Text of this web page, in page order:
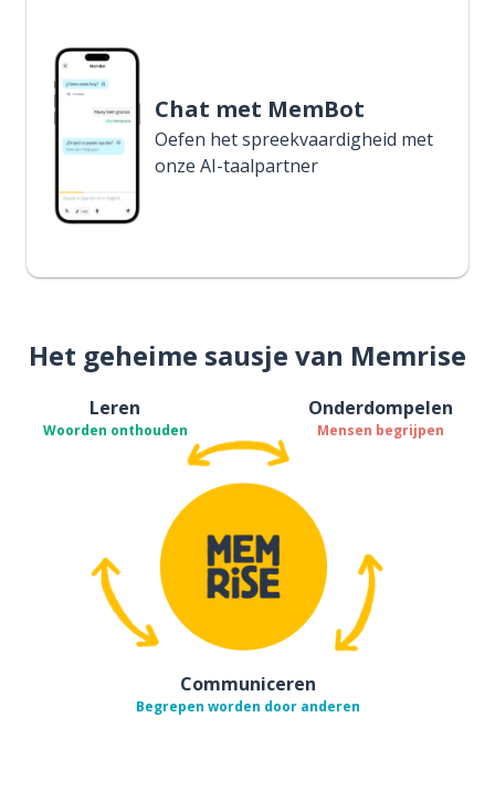
Chat met MemBot
Oefen het spreekvaardigheid met
onze AI-taalpartner
Het geheime sausje van Memrise
Leren
Woorden onthouden
Onderdompelen
Mensen begrijpen
Communiceren
Begrepen worden door anderen